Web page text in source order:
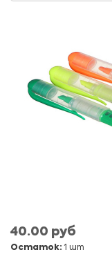
40.00 руб
Остаток: 1 шт